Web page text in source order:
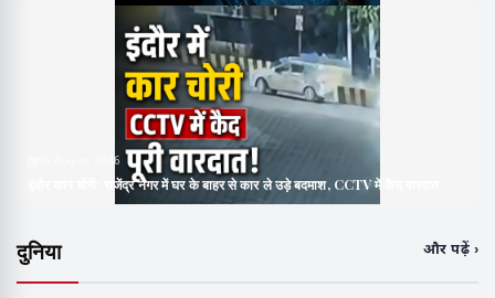
06 August 2026
इंदौर कार चोरी: राजेंद्र नगर में घर के बाहर से कार ले उड़े बदमाश, CCTV में कैद वारदात
दुनिया और पढ़ें ›